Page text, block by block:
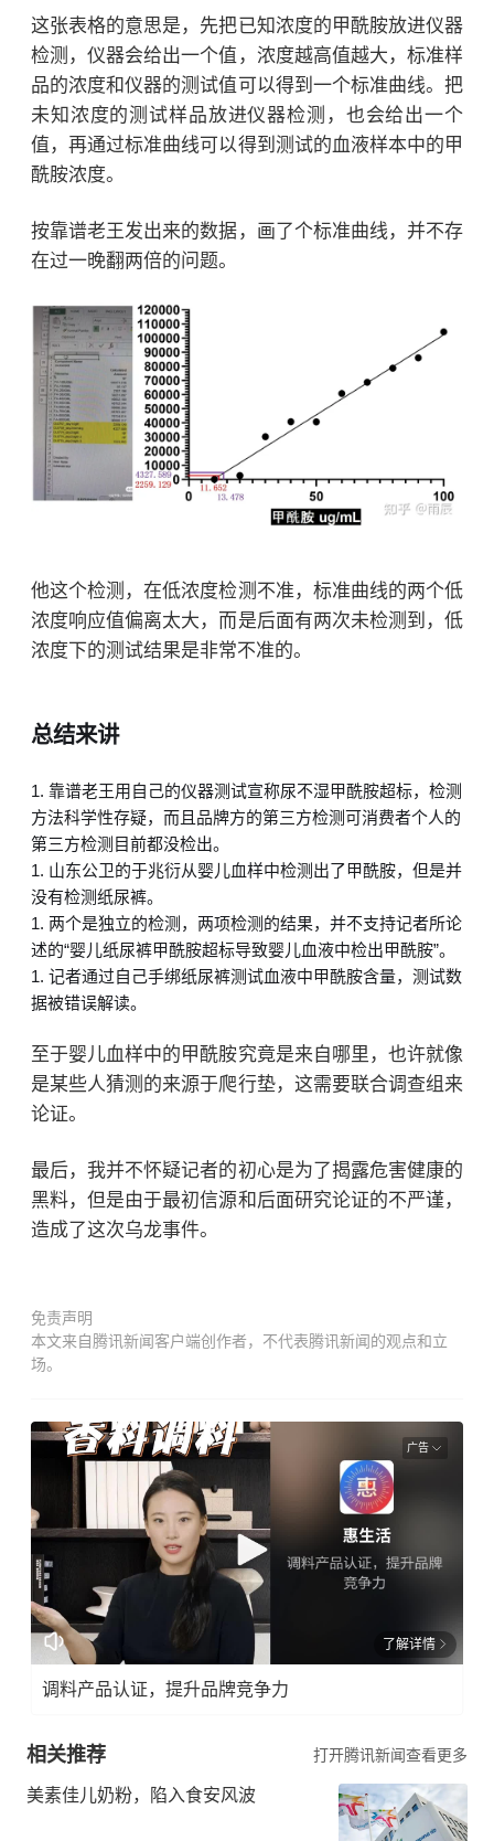
这张表格的意思是，先把已知浓度的甲酰胺放进仪器
检测，仪器会给出一个值，浓度越高值越大，标准样
品的浓度和仪器的测试值可以得到一个标准曲线。把
未知浓度的测试样品放进仪器检测，也会给出一个
值，再通过标准曲线可以得到测试的血液样本中的甲
酰胺浓度。
按靠谱老王发出来的数据，画了个标准曲线，并不存
在过一晚翻两倍的问题。
他这个检测，在低浓度检测不准，标准曲线的两个低
浓度响应值偏离太大，而是后面有两次未检测到，低
浓度下的测试结果是非常不准的。
总结来讲
靠谱老王用自己的仪器测试宣称尿不湿甲酰胺超标，检测
方法科学性存疑，而且品牌方的第三方检测可消费者个人的
第三方检测目前都没检出。
山东公卫的于兆衍从婴儿血样中检测出了甲酰胺，但是并
没有检测纸尿裤。
两个是独立的检测，两项检测的结果，并不支持记者所论
述的“婴儿纸尿裤甲酰胺超标导致婴儿血液中检出甲酰胺”。
记者通过自己手绑纸尿裤测试血液中甲酰胺含量，测试数
据被错误解读。
至于婴儿血样中的甲酰胺究竟是来自哪里，也许就像
是某些人猜测的来源于爬行垫，这需要联合调查组来
论证。
最后，我并不怀疑记者的初心是为了揭露危害健康的
黑料，但是由于最初信源和后面研究论证的不严谨，
造成了这次乌龙事件。
免责声明
本文来自腾讯新闻客户端创作者，不代表腾讯新闻的观点和立
场。
广告
了解详情
调料产品认证，提升品牌竞争力
相关推荐 打开腾讯新闻查看更多
美素佳儿奶粉，陷入食安风波